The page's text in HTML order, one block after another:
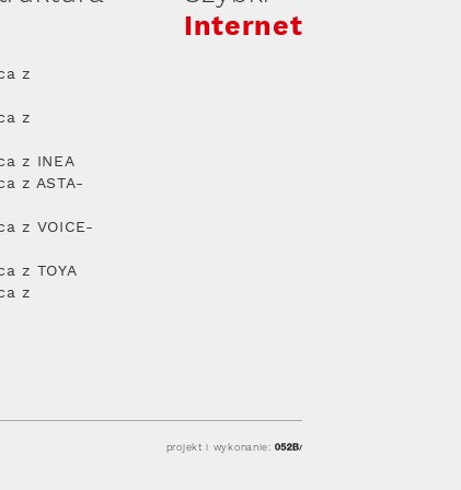
z
z
z INEA
z ASTA-
z VOICE-
z TOYA
z
Internet
projekt i wykonanie: